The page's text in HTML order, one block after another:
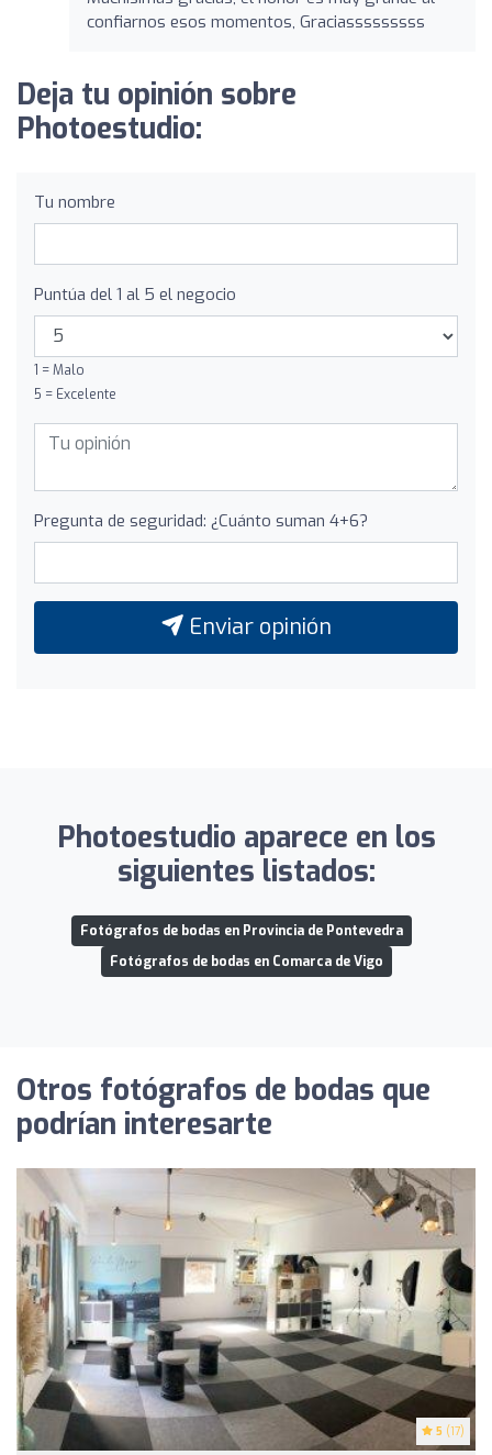
confiarnos esos momentos, Graciasssssssss
Deja tu opinión sobre
Photoestudio:
Tu nombre
Puntúa del 1 al 5 el negocio
1 = Malo
5 = Excelente
Pregunta de seguridad: ¿Cuánto suman 4+6?
Enviar opinión
Photoestudio aparece en los
siguientes listados:
Fotógrafos de bodas en Provincia de Pontevedra
Fotógrafos de bodas en Comarca de Vigo
Otros fotógrafos de bodas que
podrían interesarte
5 (17)